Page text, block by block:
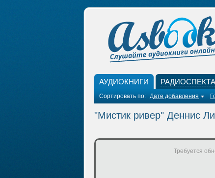
АУДИОКНИГИ
Сортировать по: Дате добавления
"Мистик ривер" Деннис
Требуется